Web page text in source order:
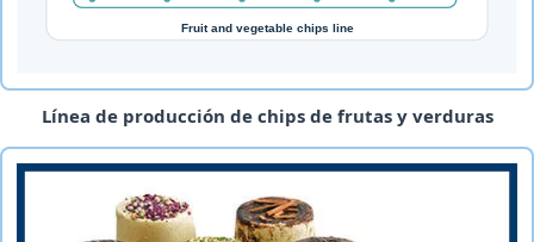
Línea de producción de chips de frutas y verduras